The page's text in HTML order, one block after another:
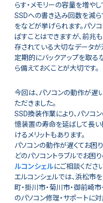
らす・メモリーの容量を増や
SSDへの書き込み回数を減ら
をなどが挙げられます。パソ
ばすことはできますが、前兆
存されている大切なデータが
定期的にバックアップを取る
ら備えておくことが大切です。
今回は、パソコンの動作が遅
ただきました。
SSD換装作業により、パソコ
憶装置の寿命を延ばして長
けるメリットもあります。
パソコンの動作が遅くてお困
どのパソコントラブルでお困
ルコンシェルにご相談ください
エルコンシェルでは、浜松市
町・掛川市・菊川市・御前崎
のパソコン修理・サポートに